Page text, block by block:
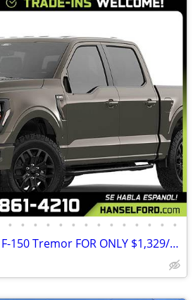
• • • • • • • • • • • • • •
2026 Ford F150 F 150 F-150 Tremor FOR ONLY $1,329/mo!